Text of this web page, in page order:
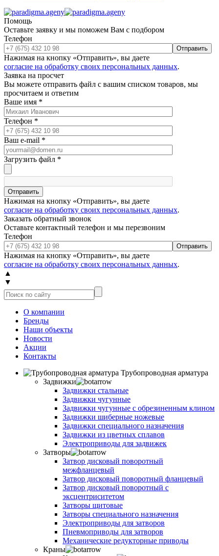
Помощь
Оставьте заявку и мы поможем Вам с подбором
Телефон
Отправить
Нажимая на кнопку «Отправить», вы даете
согласие на обработку своих персональных данных.
Заявка на просчет
Вы можете отправить файл с вашим списком товаров, мы
просчитаем и ответим
Ваше имя *
Телефон *
Ваш e-mail *
Загрузить файл *
Отправить
Нажимая на кнопку «Отправить», вы даете
согласие на обработку своих персональных данных.
Заказать обратный звонок
Оставьте контактный телефон и мы перезвоним
Телефон
Отправить
Нажимая на кнопку «Отправить», вы даете
согласие на обработку своих персональных данных.
▲
▼
О компании
Бренды
Наши объекты
Новости
Акции
Контакты
Трубопроводная арматура
Задвижки
Задвижки стальные
Задвижки чугунные
Задвижки чугунные с обрезиненным клином
Задвижки шиберные ножевые
Задвижки специального назначения
Задвижки из цветных сплавов
Электроприводы для задвижек
Затворы
Затвор дисковый поворотный
межфланцевый
Затвор дисковый поворотный фланцевый
Затвор дисковый поворотный с
эксцентриситетом
Затворы щитовые
Затворы специального назначения
Электроприводы для затворов
Пневмоприводы для затворов
Механические редукторные приводы
Краны